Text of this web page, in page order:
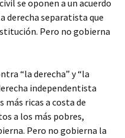
se oponen a un acuerdo
derecha separatista que
Pero no gobierna
“la derecha” y “la
independentista
más ricas a costa de
a los más pobres,
Pero no gobierna la